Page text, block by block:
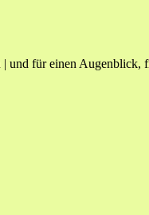
und für einen Augenblick,